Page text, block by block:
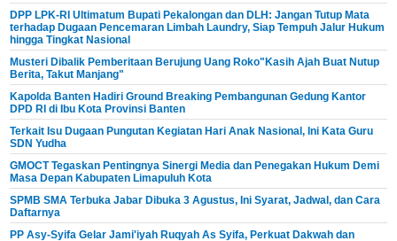
DPP LPK-RI Ultimatum Bupati Pekalongan dan DLH: Jangan Tutup Mata
terhadap Dugaan Pencemaran Limbah Laundry, Siap Tempuh Jalur Hukum
hingga Tingkat Nasional
Musteri Dibalik Pemberitaan Berujung Uang Roko"Kasih Ajah Buat Nutup
Berita, Takut Manjang"
Kapolda Banten Hadiri Ground Breaking Pembangunan Gedung Kantor
DPD RI di Ibu Kota Provinsi Banten
Terkait Isu Dugaan Pungutan Kegiatan Hari Anak Nasional, Ini Kata Guru
SDN Yudha
GMOCT Tegaskan Pentingnya Sinergi Media dan Penegakan Hukum Demi
Masa Depan Kabupaten Limapuluh Kota
SPMB SMA Terbuka Jabar Dibuka 3 Agustus, Ini Syarat, Jadwal, dan Cara
Daftarnya
PP Asy-Syifa Gelar Jami'iyah Ruqyah As Syifa, Perkuat Dakwah dan